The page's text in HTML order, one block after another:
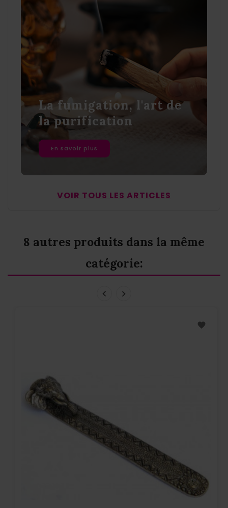
La fumigation, l'art de
la purification
En savoir plus
VOIR TOUS LES ARTICLES
8 autres produits dans la même
catégorie: